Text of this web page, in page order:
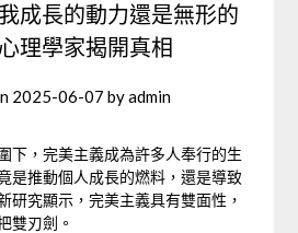
成長的動力還是無形的
理學家揭開真相
2025-06-07 byadmin
下，完美主義成為許多人奉行的生
是推動個人成長的燃料，還是導致
研究顯示，完美主義具有雙面性，
雙刃劍。